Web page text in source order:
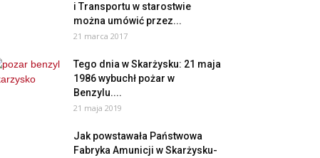
i Transportu w starostwie
można umówić przez...
21 marca 2017
Tego dnia w Skarżysku: 21 maja
1986 wybuchł pożar w
Benzylu....
21 maja 2019
Jak powstawała Państwowa
Fabryka Amunicji w Skarżysku-